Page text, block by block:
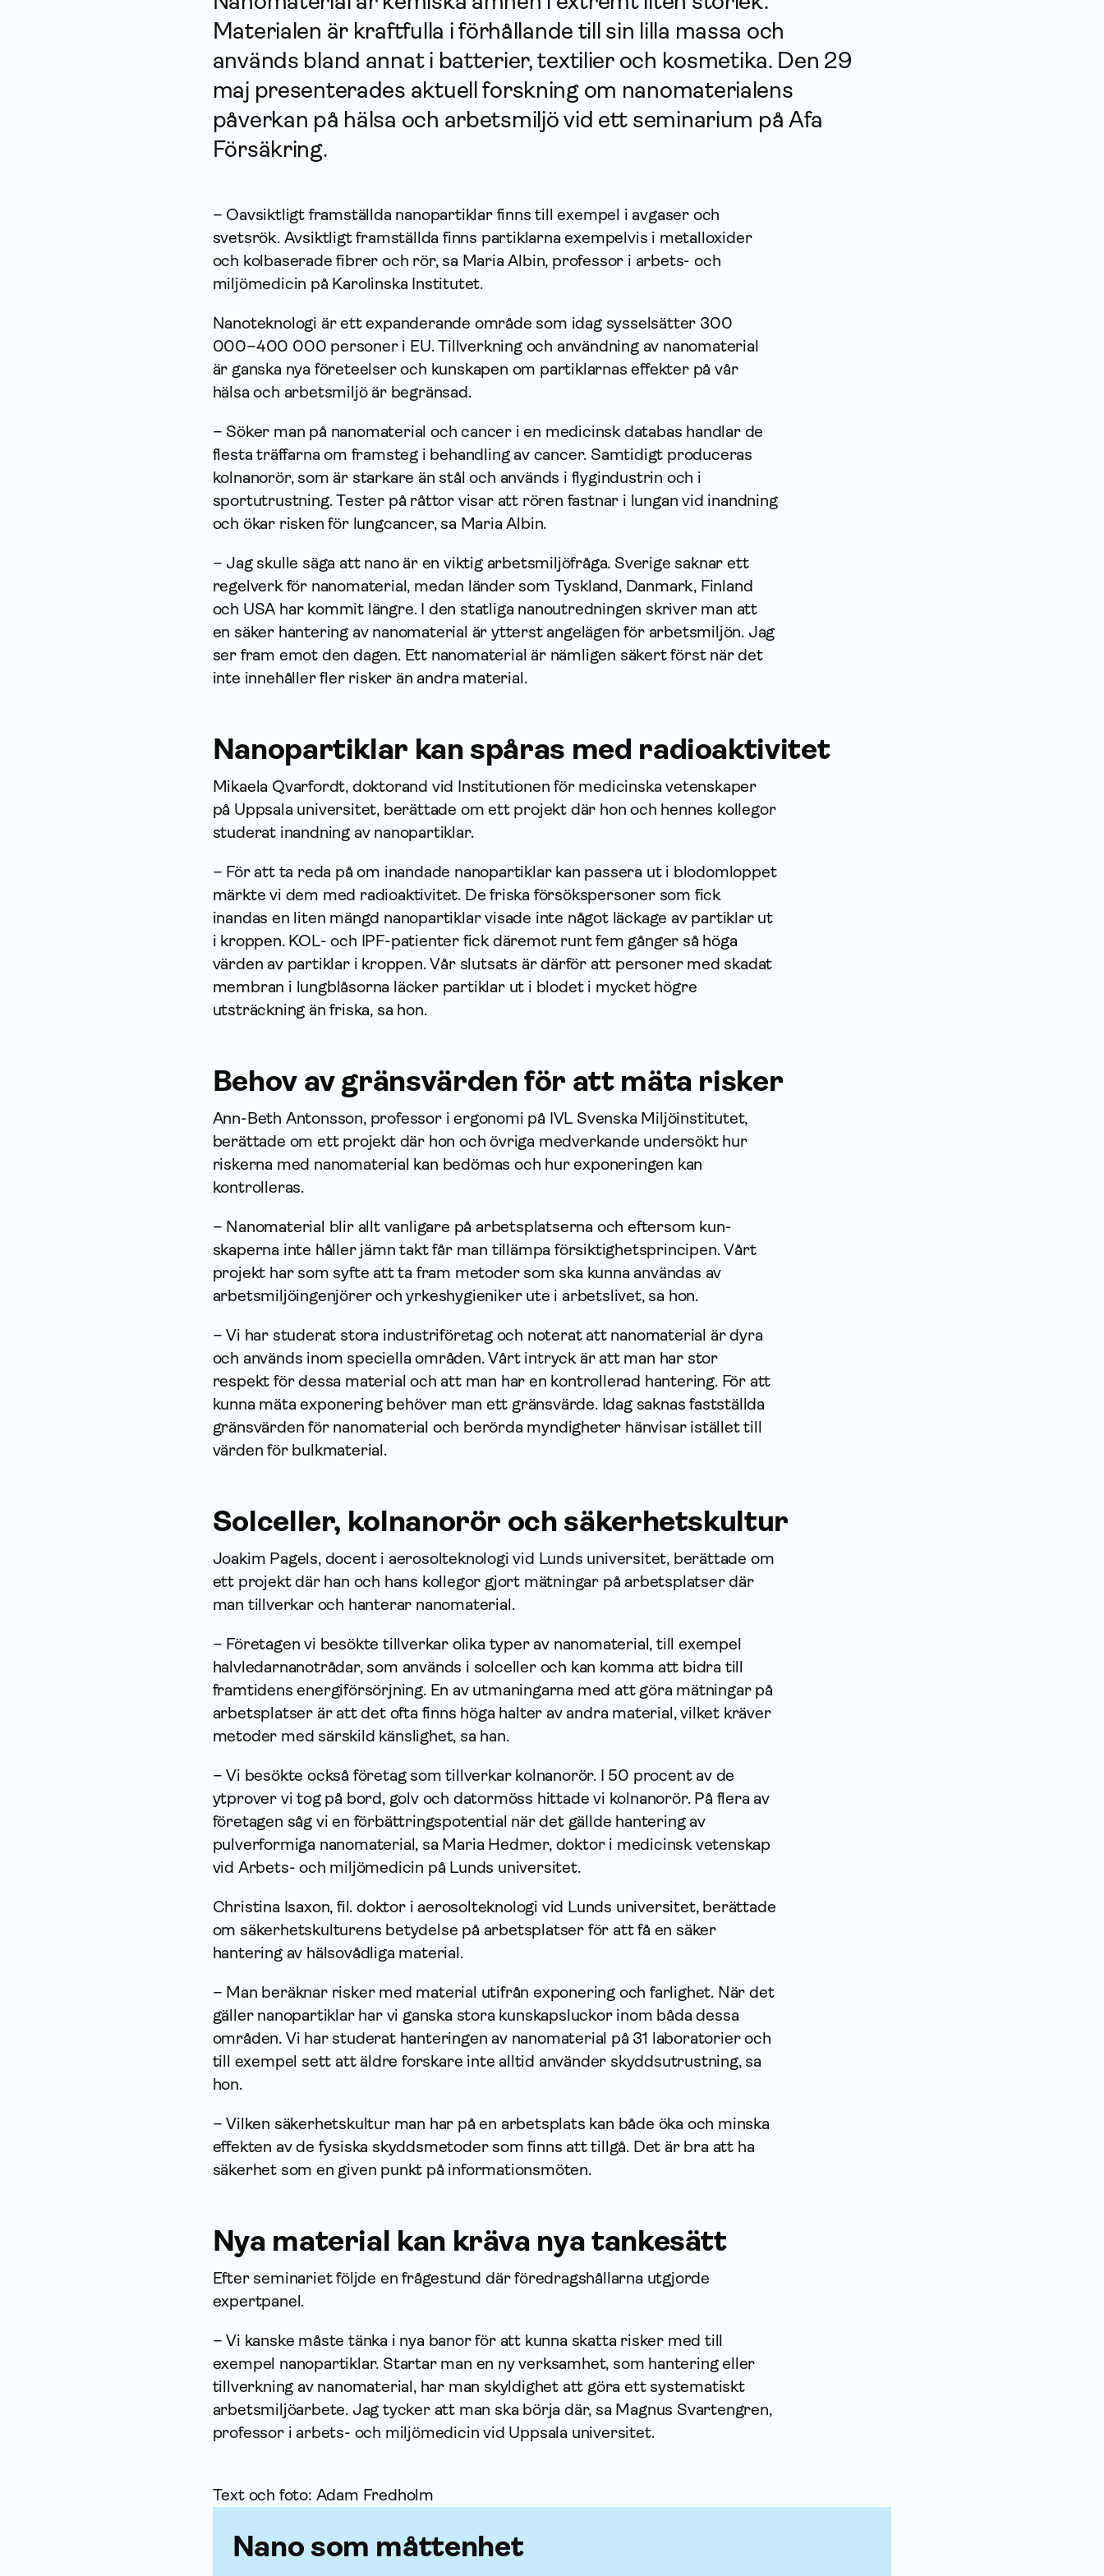
Materialen är kraftfulla i förhållande till sin lilla massa och
används bland annat i batterier, textilier och kosmetika. Den 29
maj presenterades aktuell forskning om nanomaterialens
påverkan på hälsa och arbetsmiljö vid ett seminarium på Afa
För­säkring.
– Oavsiktligt framställda nanopartiklar finns till exempel i avgaser och
svetsrök. Avsiktligt framställda finns partiklarna exempelvis i metalloxider
och kolbaserade fibrer och rör, sa Maria Albin, professor i arbets- och
miljömedicin på Karolinska Institutet.
Nanoteknologi är ett expanderande område som idag sysselsätter 300
000–400 000 personer i EU. Tillverkning och användning av nanomaterial
är ganska nya företeelser och kunskapen om partiklarnas effekter på vår
hälsa och arbetsmiljö är begränsad.
– Söker man på nanomaterial och cancer i en medicinsk databas handlar de
flesta träffarna om framsteg i behandling av cancer. Samtidigt produceras
kolnanorör, som är starkare än stål och används i flygindustrin och i
sportutrustning. Tester på råttor visar att rören fastnar i lungan vid inandning
och ökar risken för lungcancer, sa Maria Albin.
– Jag skulle säga att nano är en viktig arbetsmiljöfråga. Sverige saknar ett
regelverk för nanomaterial, medan länder som Tyskland, Danmark, Finland
och USA har kommit längre. I den statliga nanoutredningen skriver man att
en säker hantering av nanomaterial är ytterst angelägen för arbetsmiljön. Jag
ser fram emot den dagen. Ett nanomaterial är nämligen säkert först när det
inte innehåller fler risker än andra material.
Nanopartiklar kan spåras med radioaktivitet
Mikaela Qvarfordt, doktorand vid Institutionen för medicinska vetenskaper
på Uppsala universitet, berättade om ett projekt där hon och hennes kollegor
studerat inandning av nanopartiklar.
– För att ta reda på om inandade nanopartiklar kan passera ut i blodomloppet
märkte vi dem med radioaktivitet. De friska försökspersoner som fick
inandas en liten mängd nanopartiklar visade inte något läckage av partiklar ut
i kroppen. KOL- och IPF-patienter fick däremot runt fem gånger så höga
värden av partiklar i kroppen. Vår slutsats är därför att personer med skadat
membran i lungblåsorna läcker partiklar ut i blodet i mycket högre
utsträckning än friska, sa hon.
Behov av gränsvärden för att mäta risker
Ann-Beth Antonsson, professor i ergonomi på IVL Svenska Miljöinstitutet,
berättade om ett projekt där hon och övriga medverkande undersökt hur
riskerna med nanomaterial kan bedömas och hur exponeringen kan
kontrolleras.
– Nanomaterial blir allt vanligare på arbetsplatserna och eftersom kun­
skaperna inte håller jämn takt får man tillämpa försiktighetsprincipen. Vårt
projekt har som syfte att ta fram metoder som ska kunna användas av
arbetsmiljöingenjörer och yrkeshygieniker ute i arbetslivet, sa hon.
– Vi har studerat stora industriföretag och noterat att nanomaterial är dyra
och används inom speciella områden. Vårt intryck är att man har stor
respekt för dessa material och att man har en kontrollerad hantering. För att
kunna mäta exponering behöver man ett gränsvärde. Idag saknas fastställda
gränsvärden för nanomaterial och berörda myndigheter hänvisar istället till
värden för bulkmaterial.
Solceller, kolnanorör och säkerhetskultur
Joakim Pagels, docent i aerosolteknologi vid Lunds universitet, berättade om
ett projekt där han och hans kollegor gjort mätningar på arbetsplatser där
man tillverkar och hanterar nanomaterial.
– Företagen vi besökte tillverkar olika typer av nanomaterial, till exempel
halvledarnanotrådar, som används i solceller och kan komma att bidra till
framtidens energiförsörjning. En av utmaningarna med att göra mätningar på
arbetsplatser är att det ofta finns höga halter av andra material, vilket kräver
metoder med särskild känslighet, sa han.
– Vi besökte också företag som tillverkar kolnanorör. I 50 procent av de
ytprover vi tog på bord, golv och datormöss hittade vi kolnanorör. På flera av
företagen såg vi en förbättringspotential när det gällde hantering av
pulverformiga nanomaterial, sa Maria Hedmer, doktor i medicinsk vetenskap
vid Arbets- och miljömedicin på Lunds universitet.
Christina Isaxon, fil. doktor i aerosolteknologi vid Lunds universitet, berättade
om säkerhetskulturens betydelse på arbetsplatser för att få en säker
hantering av hälsovådliga material.
– Man beräknar risker med material utifrån exponering och farlighet. När det
gäller nanopartiklar har vi ganska stora kunskapsluckor inom båda dessa
områden. Vi har studerat hanteringen av nanomaterial på 31 laboratorier och
till exempel sett att äldre forskare inte alltid använder skyddsutrustning, sa
hon.
– Vilken säkerhetskultur man har på en arbetsplats kan både öka och minska
effekten av de fysiska skyddsmetoder som finns att tillgå. Det är bra att ha
säkerhet som en given punkt på informationsmöten.
Nya material kan kräva nya tankesätt
Efter seminariet följde en frågestund där föredragshållarna utgjorde
expertpanel.
– Vi kanske måste tänka i nya banor för att kunna skatta risker med till
exempel nanopartiklar. Startar man en ny verksamhet, som hantering eller
tillverkning av nanomaterial, har man skyldighet att göra ett systematiskt
arbets­miljö­arbete. Jag tycker att man ska börja där, sa Magnus Svartengren,
professor i arbets- och miljömedicin vid Uppsala universitet.
Text och foto: Adam Fredholm
Nano som måttenhet